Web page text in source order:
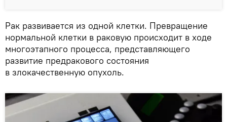
Рак развивается из одной клетки. Превращение
нормальной клетки в раковую происходит в ходе
многоэтапного процесса, представляющего
развитие предракового состояния
в злокачественную опухоль.